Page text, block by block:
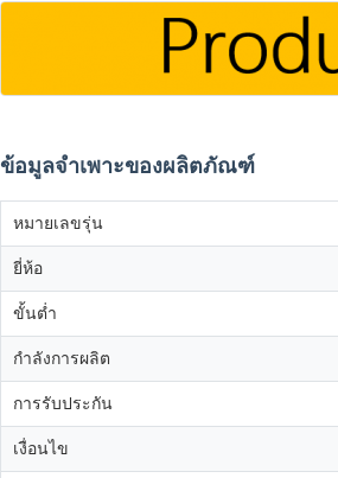
ข้อมูลจำเพาะของผลิตภัณฑ์
หมายเลขรุ่น
ยี่ห้อ
ขั้นต่ำ
กำลังการผลิต
การรับประกัน
เงื่อนไข